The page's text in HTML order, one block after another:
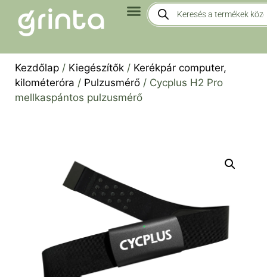
Kezdőlap / Kiegészítők / Kerékpár computer,
kilométeróra / Pulzusmérő / Cycplus H2 Pro
mellkaspántos pulzusmérő